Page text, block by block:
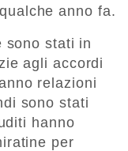
anno fa.
sono stati in
agli accordi
relazioni
sono stati
hanno
per